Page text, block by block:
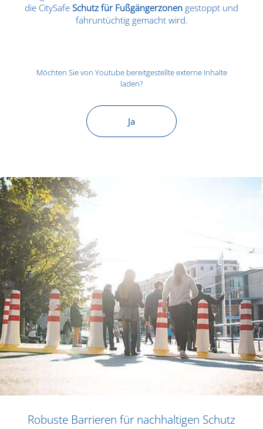
die CitySafe Schutz für Fußgängerzonen gestoppt und
fahruntüchtig gemacht wird.
Möchten Sie von Youtubebereitgestellte externe Inhalte
laden?
Ja
Robuste Barrieren für nachhaltigen Schutz